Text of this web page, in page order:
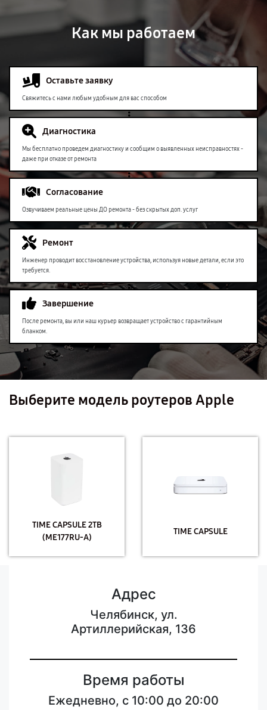
Как мы работаем
Оставьте заявку
Свяжитесь с нами любым удобным для вас способом
Диагностика
Мы бесплатно проведем диагностику и сообщим о выявленных неисправностях -
даже при отказе от ремонта
Согласование
Озвучиваем реальные цены ДО ремонта - без скрытых доп. услуг
Ремонт
Инженер проводит восстановление устройства, используя новые детали, если это
требуется.
Завершение
После ремонта, вы или наш курьер возвращает устройство с гарантийным
бланком.
Выберите модель роутеров Apple
TIME CAPSULE 2TB
(ME177RU-A)
TIME CAPSULE
Адрес
Челябинск, ул.
Артиллерийская, 136
Время работы
Ежедневно, с 10:00 до 20:00